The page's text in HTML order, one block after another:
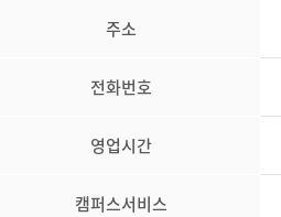
주소
전화번호
영업시간
캠퍼스서비스